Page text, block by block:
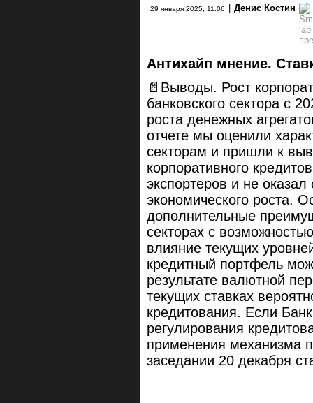
29 января 2025, 11:06 | Денис Костин
Антихайп мнение.
📄Выводы. Рост
банковского сектора с
роста денежных
отчете мы оценили
секторам и пришли к
корпоративного
экспортеров и не
экономического роста.
дополнительные
секторах с
влияние текущих
кредитный портфель
результате валютной
текущих ставках
кредитования. Если
регулирования
применения механизма
заседании 20 декабря